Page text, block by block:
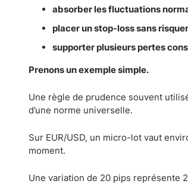
absorber les fluctuations
placer un stop-loss sans
supporter plusieurs pertes
Prenons un exemple simple.
Une règle de prudence souvent
d’une norme universelle.
Sur EUR/USD, un micro-lot vaut
moment.
Une variation de 20 pips représente